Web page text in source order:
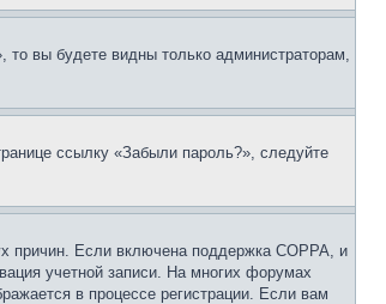
вы будете видны только администраторам,
ссылку «Забыли пароль?», следуйте
причин. Если включена поддержка COPPA, и
учетной записи. На многих форумах
в процессе регистрации. Если вам